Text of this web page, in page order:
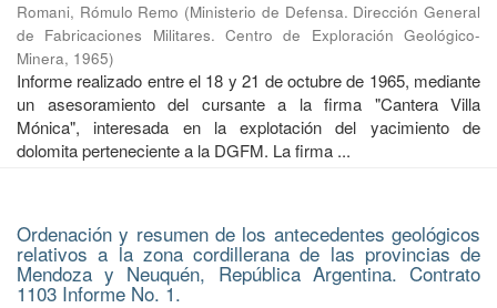
Romani, Rómulo Remo (Ministerio de Defensa. Dirección General
de Fabricaciones Militares. Centro de Exploración Geológico-
Minera, 1965)
Informe realizado entre el 18 y 21 de octubre de 1965, mediante
un asesoramiento del cursante a la firma "Cantera Villa
Mónica", interesada en la explotación del yacimiento de
dolomita perteneciente a la DGFM. La firma ...
Ordenación y resumen de los antecedentes geológicos
relativos a la zona cordillerana de las provincias de
Mendoza y Neuquén, República Argentina. Contrato
1103 Informe No. 1.